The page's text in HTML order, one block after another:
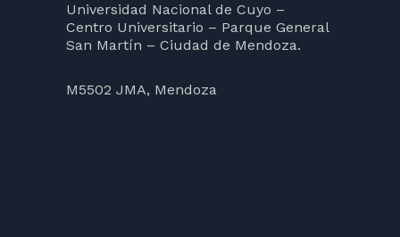
Universidad Nacional de Cuyo –
Centro Universitario – Parque General
San Martín – Ciudad de Mendoza.
M5502 JMA, Mendoza